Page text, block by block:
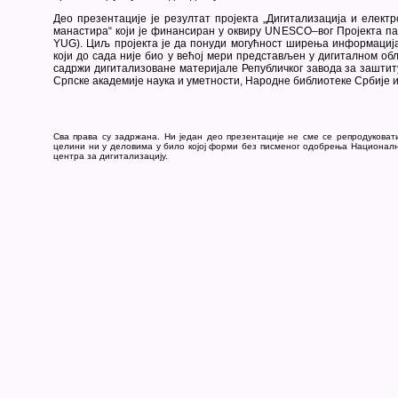
Део презентације је резултат пројекта „Дигитализација и
манастира“ који је финансиран у оквиру UNESCO–вог Пројекта
YUG). Циљ пројекта је да понуди могућност ширења
који до сада није био у већој мери представљен у дигиталном
садржи дигитализоване материјале Републичког завода за
Српске академије наука и уметности, Народне библиотеке
Сва права су задржана. Ни један део презентације не сме се
целини ни у деловима у било којој форми без писменог одобрења
центра за дигитализацију.